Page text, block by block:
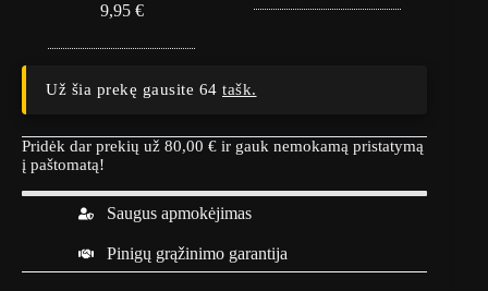
a
s
u
O
O
b
o
n
9,95 €
i
5
-
k
Už šia prekę gausite 64 tašk.
Pridėk dar prekių už 80,00 € ir gauk nemokamą pristatymą
į paštomatą!
Saugus apmokėjimas
Pinigų grąžinimo garantija